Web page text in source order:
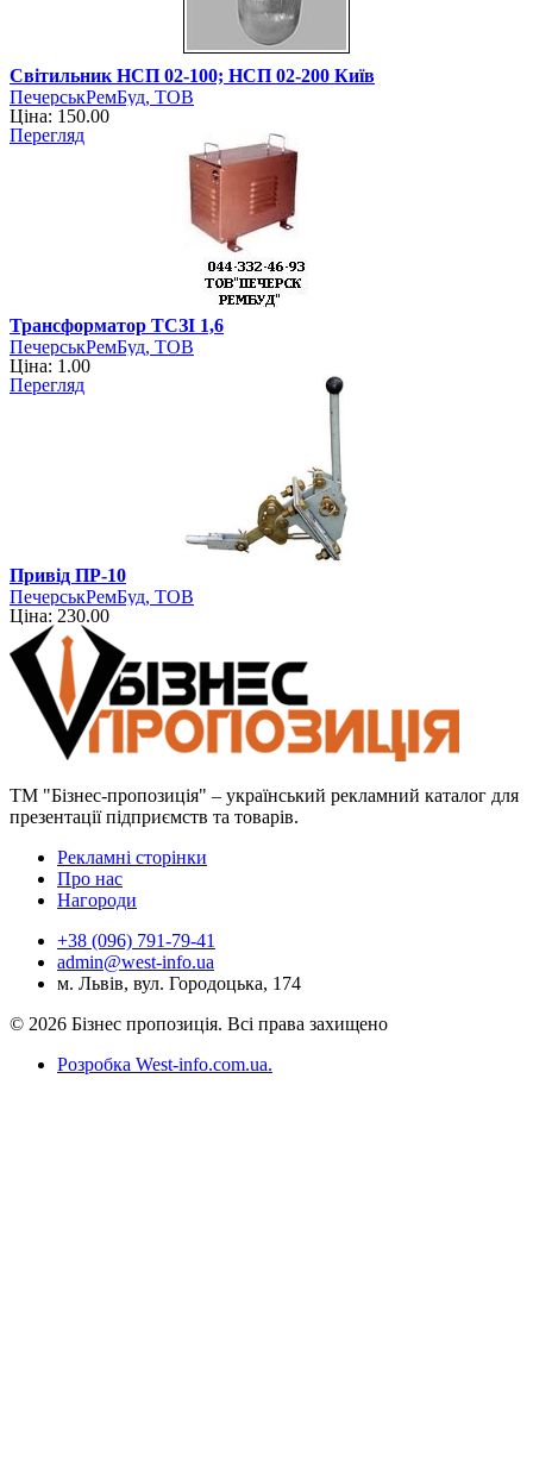
Світильник НСП 02-100; НСП 02-200 Київ
ПечерськРемБуд, ТОВ
Ціна: 150.00
Перегляд
Трансформатор ТСЗІ 1,6
ПечерськРемБуд, ТОВ
Ціна: 1.00
Перегляд
Привід ПР-10
ПечерськРемБуд, ТОВ
Ціна: 230.00
ТМ "Бізнес-пропозиція" – український рекламний каталог для
презентації підприємств та товарів.
Рекламні сторінки
Про нас
Нагороди
+38 (096) 791-79-41
admin@west-info.ua
м. Львів, вул. Городоцька, 174
© 2026 Бізнес пропозиція. Всі права захищено
Розробка West-info.com.ua.